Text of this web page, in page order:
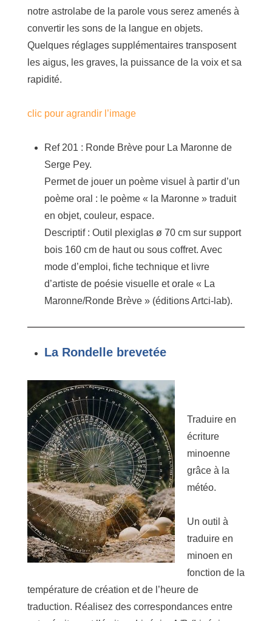
notre astrolabe de la parole vous serez amenés à
convertir les sons de la langue en objets.
Quelques réglages supplémentaires transposent
les aigus, les graves, la puissance de la voix et sa
rapidité.
clic pour agrandir l’image
Ref 201 : Ronde Brève pour La Maronne de
Serge Pey.
Permet de jouer un poème visuel à partir d’un
poème oral : le poème « la Maronne » traduit
en objet, couleur, espace.
Descriptif : Outil plexiglas ø 70 cm sur support
bois 160 cm de haut ou sous coffret. Avec
mode d’emploi, fiche technique et livre
d’artiste de poésie visuelle et orale « La
Maronne/Ronde Brève » (éditions Artci-lab).
La Rondelle brevetée
Traduire en
écriture
minoenne
grâce à la
météo.
Un outil à
traduire en
minoen en
fonction de la
température de création et de l’heure de
traduction. Réalisez des correspondances entre